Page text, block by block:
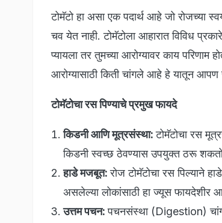
टोमॅटो हा असा एक पदार्थ आहे जो रोजच्या
चव येत नाही. टोमॅटोला आहारात विविध
प्यायला तर तुमच्या आरोग्यावर काय परिणाम
आरोग्यासाठी किती चांगले आहे हे यातून आपण
टोमॅटोचा रस पिण्याचे प्रमुख फायदे
किडनी आणि मूत्रसंस्था:टोमॅटोचा रस
किडनी स्वच्छ ठेवण्यास उपयुक्त ठरू
हाडे मजबूत:रोज टोमॅटोचा रस पिल्याने
असलेल्या लोकांसाठी हा ज्यूस फायदेशीर
उत्तम पचन:पचनसंस्था (Digestion)